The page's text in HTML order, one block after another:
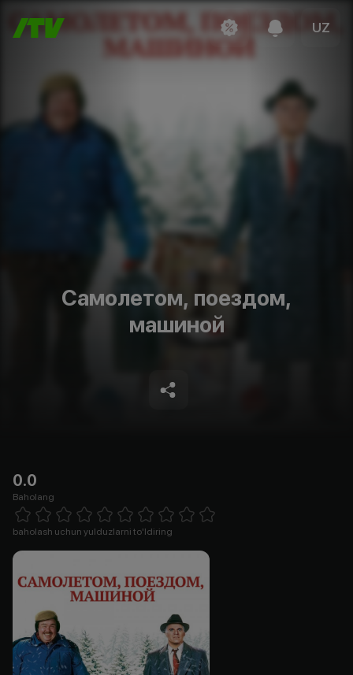
UZ
Самолетом, поездом,
машиной
0.0
Baholang
1 Star 2 Stars 3 Stars 4 Stars5 Stars 6 Stars7 Stars8 Stars
baholash uchun yulduzlarni to'ldiring